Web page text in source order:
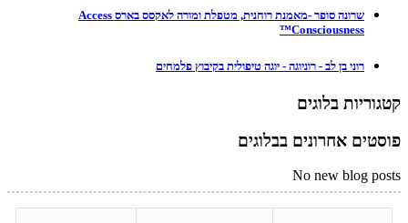
שרונה סופר -מאמנת רוחנית, מטפלת ומורה לאקסס בארס Access
Consciousness™
רוני בן לב - רוניוגה - יוגה טיפולית בקיבוץ פלמחים
קטגוריות בלוגים
פוסטים אחרונים בבלוגים
No new blog posts